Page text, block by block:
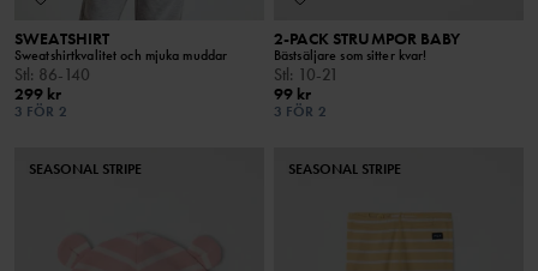
SWEATSHIRT
Sweatshirtkvalitet och mjuka muddar
Stl: 86-140
299 kr
3 FÖR 2
2-PACK STRUMPOR BABY
Bästsäljare som sitter kvar!
Stl: 10-21
99 kr
3 FÖR 2
SEASONAL STRIPE SEASONAL STRIPE